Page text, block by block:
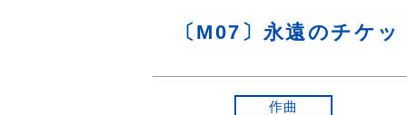
〔M07〕永遠のチケッ
作曲